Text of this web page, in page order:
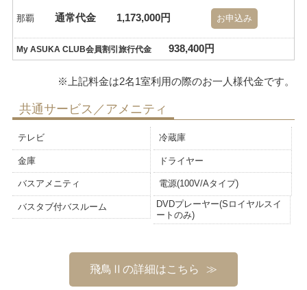
那覇 通常代金 1,173,000円 お申込み
My ASUKA CLUB会員割引旅行代金 938,400円
共通サービス／アメニティ
テレビ 冷蔵庫
金庫 ドライヤー
バスアメニティ 電源(100V/Aタイプ)
バスタブ付バスルーム
DVDプレーヤー(Sロイヤルスイ
ートのみ)
飛鳥Ⅱの詳細はこちら